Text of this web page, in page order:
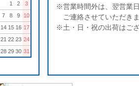
1
2
3
7 8 9
10
14 15 16 17
21 22 23 24
28 29 30 31
※営業時間外は、翌営業
ご連絡させていただきま
※土・日・祝の出荷はござ